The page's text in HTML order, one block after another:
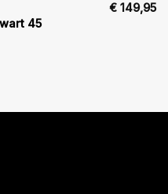
45
€ 149,95